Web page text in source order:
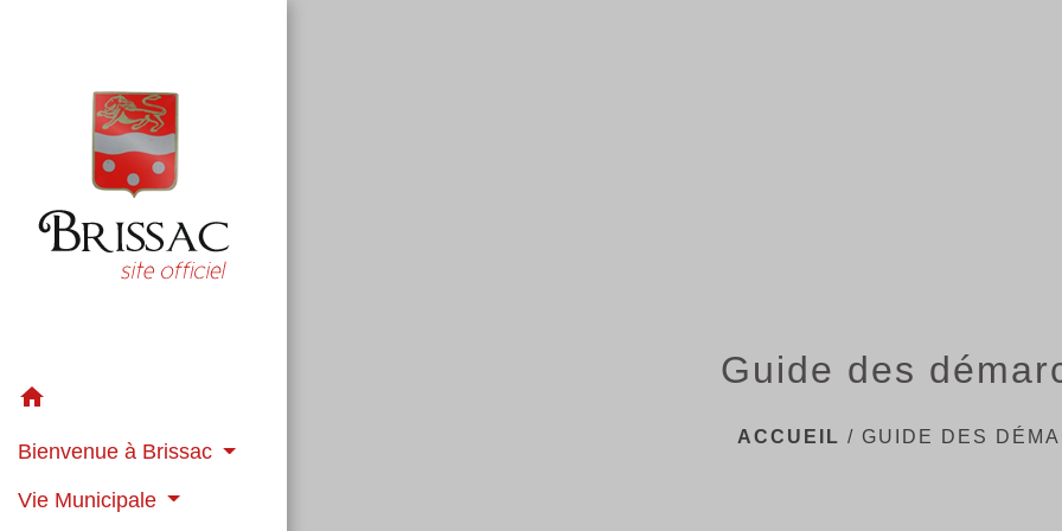
home
Bienvenue à Brissac
Vie Municipale
Guide des
ACCUEIL / GUIDE DES